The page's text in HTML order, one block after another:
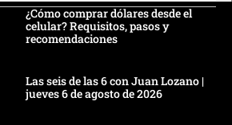
¿Cómo comprar dólares desde el
celular? Requisitos, pasos y
recomendaciones
Las seis de las 6 con Juan Lozano |
jueves 6 de agosto de 2026